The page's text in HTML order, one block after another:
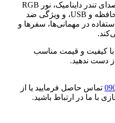
با صدای تندر داینامیک، نور RGB
چشمگیر، قابلیت پخش از کارت حافظه و USB، و ویژگی ضد
مهمانی‌ها، سفرها و
و قیمت مناسب
حاصل فرمایید یا از
ارتباط باشید.